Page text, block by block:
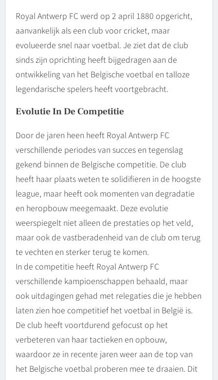
Royal Antwerp FC werd op 2 april 1880 opgericht,
aanvankelijk als een club voor cricket, maar
evolueerde snel naar voetbal. Je ziet dat de club
sinds zijn oprichting heeft bijgedragen aan de
ontwikkeling van het Belgische voetbal en talloze
legendarische spelers heeft voortgebracht.
Evolutie In De Competitie
Door de jaren heen heeft Royal Antwerp FC
verschillende periodes van succes en tegenslag
gekend binnen de Belgische competitie. De club
heeft haar plaats weten te solidifieren in de hoogste
league, maar heeft ook momenten van degradatie
en heropbouw meegemaakt. Deze evolutie
weerspiegelt niet alleen de prestaties op het veld,
maar ook de vastberadenheid van de club om terug
te vechten en sterker terug te komen.
In de competitie heeft Royal Antwerp FC
verschillende kampioenschappen behaald, maar
ook uitdagingen gehad met relegaties die je hebben
laten zien hoe competitief het voetbal in België is.
De club heeft voortdurend gefocust op het
verbeteren van haar tactieken en opbouw,
waardoor ze in recente jaren weer aan de top van
het Belgische voetbal proberen mee te draaien. Dit